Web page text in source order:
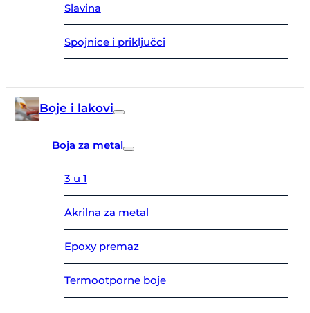
Slavina
Spojnice i priključci
Boje i lakovi
Boja za metal
3 u 1
Akrilna za metal
Epoxy premaz
Termootporne boje